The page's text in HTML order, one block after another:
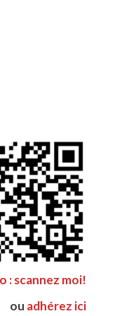
: scannez moi!
ou adhérez ici